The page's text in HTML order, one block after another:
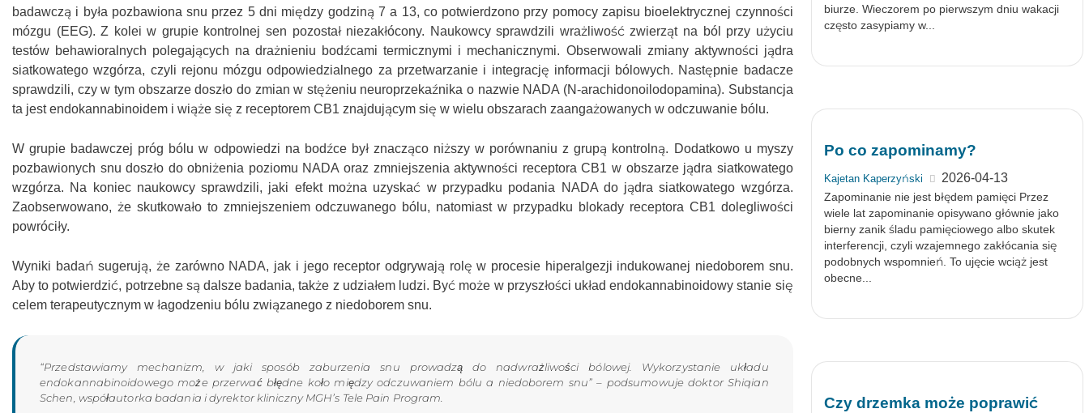
badawczą i była pozbawiona snu przez 5 dni między godziną 7 a 13, co potwierdzono przy pomocy zapisu bioelektrycznej czynności
mózgu (EEG). Z kolei w grupie kontrolnej sen pozostał niezakłócony. Naukowcy sprawdzili wrażliwość zwierząt na ból przy użyciu
testów behawioralnych polegających na drażnieniu bodźcami termicznymi i mechanicznymi. Obserwowali zmiany aktywności jądra
siatkowatego wzgórza, czyli rejonu mózgu odpowiedzialnego za przetwarzanie i integrację informacji bólowych. Następnie badacze
sprawdzili, czy w tym obszarze doszło do zmian w stężeniu neuroprzekaźnika o nazwie NADA (N-arachidonoilodopamina). Substancja
ta jest endokannabinoidem i wiąże się z receptorem CB1 znajdującym się w wielu obszarach zaangażowanych w odczuwanie bólu.
W grupie badawczej próg bólu w odpowiedzi na bodźce był znacząco niższy w porównaniu z grupą kontrolną. Dodatkowo u myszy
pozbawionych snu doszło do obniżenia poziomu NADA oraz zmniejszenia aktywności receptora CB1 w obszarze jądra siatkowatego
wzgórza. Na koniec naukowcy sprawdzili, jaki efekt można uzyskać w przypadku podania NADA do jądra siatkowatego wzgórza.
Zaobserwowano, że skutkowało to zmniejszeniem odczuwanego bólu, natomiast w przypadku blokady receptora CB1 dolegliwości
powróciły.
Wyniki badań sugerują, że zarówno NADA, jak i jego receptor odgrywają rolę w procesie hiperalgezji indukowanej niedoborem snu.
Aby to potwierdzić, potrzebne są dalsze badania, także z udziałem ludzi. Być może w przyszłości układ endokannabinoidowy stanie się
celem terapeutycznym w łagodzeniu bólu związanego z niedoborem snu.
“Przedstawiamy mechanizm, w jaki sposób zaburzenia snu prowadzą do nadwrażliwości bólowej. Wykorzystanie układu
endokannabinoidowego może przerwać błędne koło między odczuwaniem bólu a niedoborem snu” – podsumowuje doktor Shiqian
Schen, współautorka badania i dyrektor kliniczny MGH’s Tele Pain Program.
biurze. Wieczorem po pierwszym dniu wakacji
często zasypiamy w...
Po co zapominamy?
Kajetan Kaperzyński 2026-04-13
Zapominanie nie jest błędem pamięci Przez
wiele lat zapominanie opisywano głównie jako
bierny zanik śladu pamięciowego albo skutek
interferencji, czyli wzajemnego zakłócania się
podobnych wspomnień. To ujęcie wciąż jest
obecne...
Czy drzemka może poprawić